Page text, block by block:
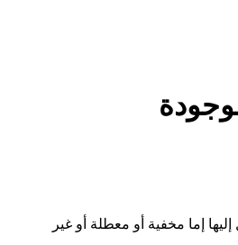
إما مخفية أو معطلة أو غير